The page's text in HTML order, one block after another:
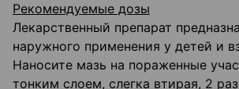
Рекомендуемые дозы
Лекарственный препарат
наружного применения у детей и
Наносите мазь на пораженные
тонким слоем, слегка втирая, 2